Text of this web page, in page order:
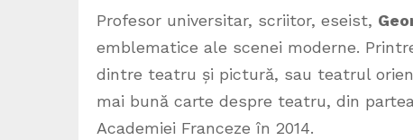
Profesor universitar, scriitor, eseist,
emblematice ale scenei moderne.
dintre teatru și pictură, sau teatrul
mai bună carte despre teatru, din
Academiei Franceze în 2014.